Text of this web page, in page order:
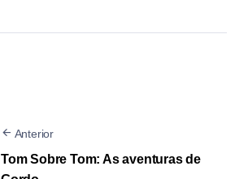
Anterior
Tom Sobre Tom: As aventuras de